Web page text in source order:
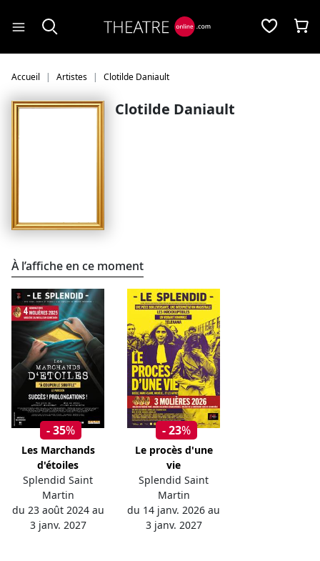
Accueil Artistes Clotilde Daniault
Clotilde Daniault
À l’affiche en ce moment
- 35%
Les Marchands
d'étoiles
Splendid Saint
Martin
du 23 août 2024 au
3 janv. 2027
- 23%
Le procès d'une
vie
Splendid Saint
Martin
du 14 janv. 2026 au
3 janv. 2027